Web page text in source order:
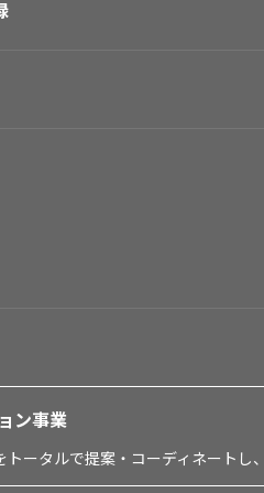
ン事業
トータルで提案・コーディネート